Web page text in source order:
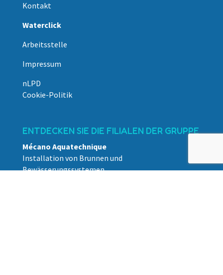
Kontakt
Waterclick
Arbeitsstelle
Impressum
nLPD
Cookie-Politik
ENTDECKEN SIE DIE FILIALEN DER GRUPPE
Mécano Aquatechnique
Installation von Brunnen und
Bewässerungssystemen